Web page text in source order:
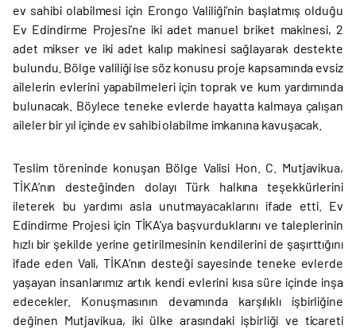
ev sahibi olabilmesi için Erongo Valiliği’nin başlatmış olduğu
Ev Edindirme Projesi’ne iki adet manuel briket makinesi, 2
adet mikser ve iki adet kalıp makinesi sağlayarak destekte
bulundu. Bölge valiliği ise söz konusu proje kapsamında evsiz
ailelerin evlerini yapabilmeleri için toprak ve kum yardımında
bulunacak. Böylece teneke evlerde hayatta kalmaya çalışan
aileler bir yıl içinde ev sahibi olabilme imkanına kavuşacak.
Teslim töreninde konuşan Bölge Valisi Hon. C. Mutjavikua,
TİKA’nın desteğinden dolayı Türk halkına teşekkürlerini
ileterek bu yardımı asla unutmayacaklarını ifade etti. Ev
Edindirme Projesi için TİKA’ya başvurduklarını ve taleplerinin
hızlı bir şekilde yerine getirilmesinin kendilerini de şaşırttığını
ifade eden Vali, TİKA’nın desteği sayesinde teneke evlerde
yaşayan insanlarımız artık kendi evlerini kısa süre içinde inşa
edecekler. Konuşmasının devamında karşılıklı işbirliğine
değinen Mutjavikua, iki ülke arasındaki işbirliği ve ticareti